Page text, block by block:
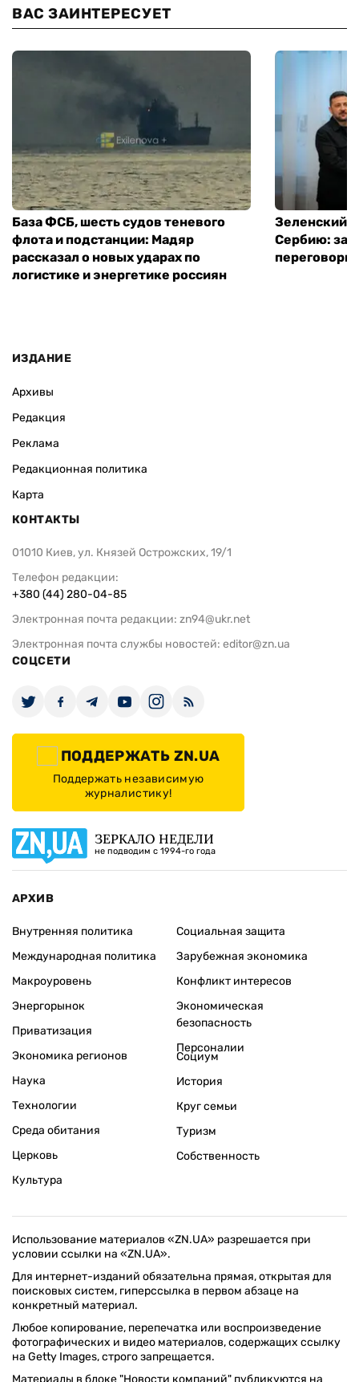
ВАС ЗАИНТЕРЕСУЕТ
База ФСБ, шесть судов теневого
флота и подстанции: Мадяр
рассказал о новых ударах по
логистике и энергетике россиян
Зеленский
Сербию:
переговоры
ИЗДАНИЕ
Архивы
Редакция
Реклама
Редакционная политика
Карта
КОНТАКТЫ
01010 Киев, ул. Князей Острожских, 19/1
Телефон редакции:
+380 (44) 280-04-85
Электронная почта редакции: zn94@ukr.net
Электронная почта службы новостей: editor@zn.ua
СОЦСЕТИ
ПОДДЕРЖАТЬ ZN.UA
Поддержать независимую
журналистику!
ЗЕРКАЛО НЕДЕЛИ
не подводим с 1994-го года
АРХИВ
Внутренняя политика
Международная политика
Макроуровень
Энергорынок
Приватизация
Экономика регионов
Социальная защита
Зарубежная экономика
Конфликт интересов
Экономическая
безопасность
Персоналии
Наука
Технологии
Среда обитания
Церковь
Культура
Социум
История
Круг семьи
Туризм
Собственность
Использование материалов «ZN.UA» разрешается при
условии ссылки на «ZN.UA».
Для интернет-изданий обязательна прямая, открытая для
поисковых систем, гиперссылка в первом абзаце на
конкретный материал.
Любое копирование, перепечатка или воспроизведение
фотографических и видео материалов, содержащих ссылку
на Getty Images, строго запрещается.